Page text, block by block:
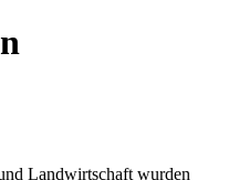
Landwirtschaft wurden